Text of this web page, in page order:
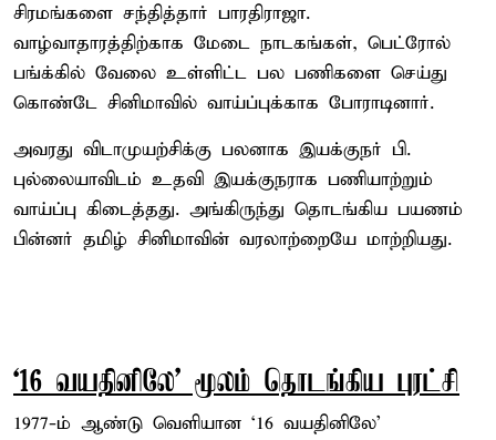
சிரமங்களை சந்தித்தார் பாரதிராஜா.
வாழ்வாதாரத்திற்காக மேடை நாடகங்கள், பெட்ரோல்
பங்க்கில் வேலை உள்ளிட்ட பல பணிகளை செய்து
கொண்டே சினிமாவில் வாய்ப்புக்காக போராடினார்.
அவரது விடாமுயற்சிக்கு பலனாக இயக்குநர் பி.
புல்லையாவிடம் உதவி இயக்குநராக பணியாற்றும்
வாய்ப்பு கிடைத்தது. அங்கிருந்து தொடங்கிய பயணம்
பின்னர் தமிழ் சினிமாவின் வரலாற்றையே மாற்றியது.
‘16 வயதினிலே’ மூலம் தொடங்கிய புரட்சி
1977-ம் ஆண்டு வெளியான ‘16 வயதினிலே’